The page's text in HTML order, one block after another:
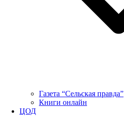
Газета “Сельская правда”
Книги онлайн
ЦОД